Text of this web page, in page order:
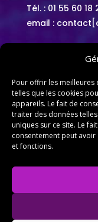
Pour offrir les meilleures
telles que les cookies
appareils. Le fait de
traiter des données
uniques sur ce site. Le
consentement peut
et fonctions.
Tél. : 01 55 60 18
email :
A
Politique de
Mentions légales